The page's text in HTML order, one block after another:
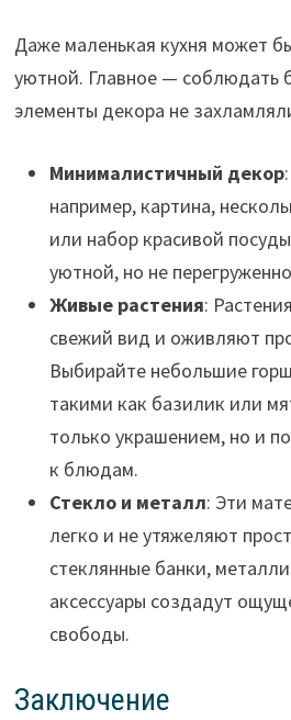
Даже маленькая кухня может
уютной. Главное — соблюдать
элементы декора не
Минималистичный декор
например, картина,
или набор красивой
уютной, но не
Живые растения:
свежий вид и оживляют
Выбирайте небольшие
такими как базилик или
только украшением, но и
к блюдам.
Стекло и металл: Эти
легко и не утяжеляют
стеклянные банки,
аксессуары создадут
свободы.
Заключение